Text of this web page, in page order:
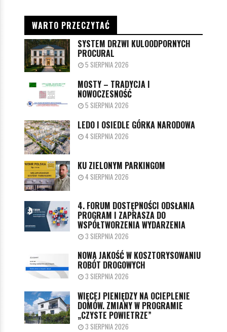
WARTO PRZECZYTAĆ
SYSTEM DRZWI KULOODPORNYCH
PROCURAL
5 SIERPNIA 2026
MOSTY – TRADYCJA I
NOWOCZESNOŚĆ
5 SIERPNIA 2026
LEDO I OSIEDLE GÓRKA NARODOWA
4 SIERPNIA 2026
KU ZIELONYM PARKINGOM
4 SIERPNIA 2026
4. FORUM DOSTĘPNOŚCI ODSŁANIA
PROGRAM I ZAPRASZA DO
WSPÓŁTWORZENIA WYDARZENIA
3 SIERPNIA 2026
NOWA JAKOŚĆ W KOSZTORYSOWANIU
ROBÓT DROGOWYCH
3 SIERPNIA 2026
WIĘCEJ PIENIĘDZY NA OCIEPLENIE
DOMÓW. ZMIANY W PROGRAMIE
„CZYSTE POWIETRZE”
3 SIERPNIA 2026